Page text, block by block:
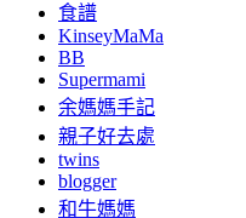
食譜
KinseyMaMa
BB
Supermami
余媽媽手記
親子好去處
twins
blogger
和牛媽媽